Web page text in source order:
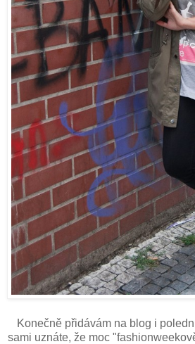
Konečně přidávám na blog i
sami uznáte, že moc